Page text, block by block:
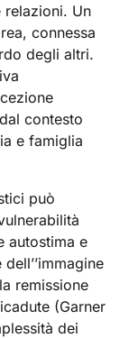
Un
connessa
degli altri.
contesto
e famiglia
può
autostima e
remissione
(Garner
dei